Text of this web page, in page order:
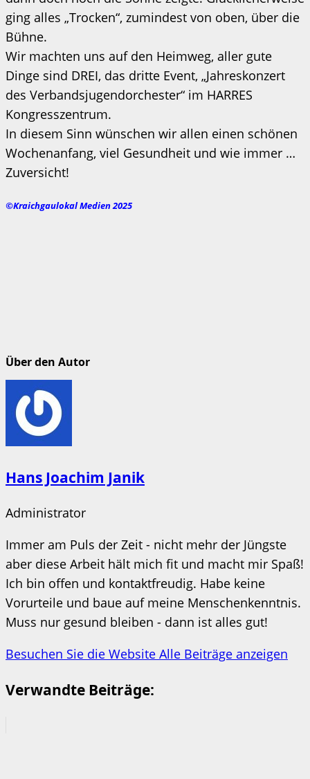
ging alles „Trocken“, zumindest von oben, über die
Bühne.
Wir machten uns auf den Heimweg, aller gute
Dinge sind DREI, das dritte Event, „Jahreskonzert
des Verbandsjugendorchester“ im HARRES
Kongresszentrum.
In diesem Sinn wünschen wir allen einen schönen
Wochenanfang, viel Gesundheit und wie immer …
Zuversicht!
©Kraichgaulokal Medien 2025
Über den Autor
Hans Joachim Janik
Administrator
Immer am Puls der Zeit - nicht mehr der Jüngste
aber diese Arbeit hält mich fit und macht mir Spaß!
Ich bin offen und kontaktfreudig. Habe keine
Vorurteile und baue auf meine Menschenkenntnis.
Muss nur gesund bleiben - dann ist alles gut!
Besuchen Sie die Website Alle Beiträge anzeigen
Verwandte Beiträge: